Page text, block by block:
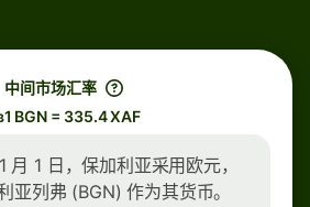
中间市场汇率
BGN = 335.4 XAF
月 1 日，保加利亚采用欧元，
亚列弗 (BGN) 作为其货币。